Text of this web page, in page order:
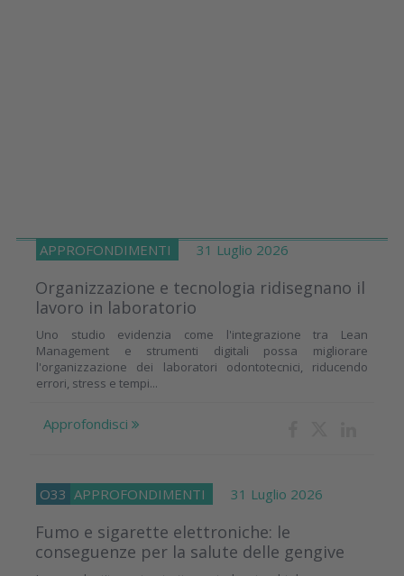
APPROFONDIMENTI 31 Luglio 2026
Organizzazione e tecnologia ridisegnano il
lavoro in laboratorio
Uno studio evidenzia come l'integrazione tra Lean
Management e strumenti digitali possa migliorare
l'organizzazione dei laboratori odontotecnici, riducendo
errori, stress e tempi...
Approfondisci
O33 APPROFONDIMENTI 31 Luglio 2026
Fumo e sigarette elettroniche: le
conseguenze per la salute delle gengive